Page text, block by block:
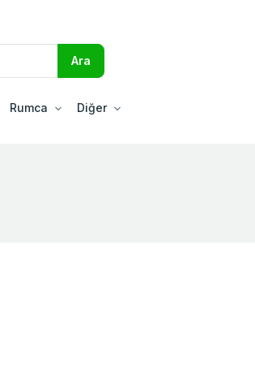
Rumca Diğer